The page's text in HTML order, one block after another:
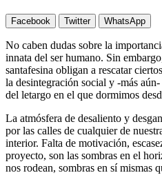
Facebook Twitter WhatsApp
No caben dudas sobre la
innata del ser humano. Sin
santafesina obligan a rescatar
la desintegración social y -más
del letargo en el que dormimos
La atmósfera de desaliento y
por las calles de cualquier de
interior. Falta de motivación,
proyecto, son las sombras en el
nos rodean, sombras en sí mismas